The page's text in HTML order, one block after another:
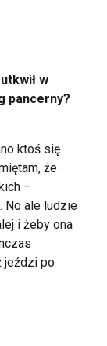
w
pancerny?
ktoś się
że
–
No ale ludzie
i żeby ona
jeździ po